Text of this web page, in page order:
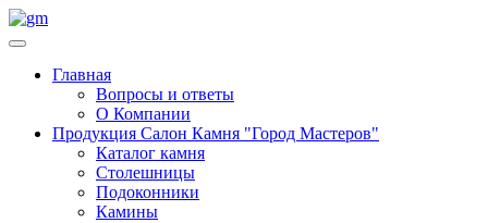
Главная
Вопросы и ответы
О Компании
Продукция Салон Камня "Город Мастеров"
Каталог камня
Столешницы
Подоконники
Камины